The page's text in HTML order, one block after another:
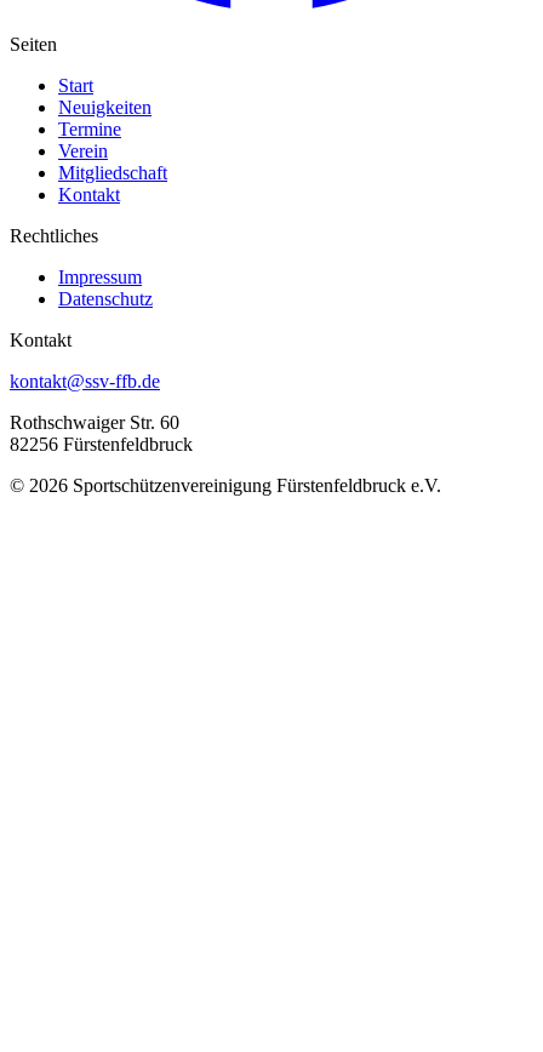
Seiten
Start
Neuigkeiten
Termine
Verein
Mitgliedschaft
Kontakt
Rechtliches
Impressum
Datenschutz
Kontakt
kontakt@ssv-ffb.de
Rothschwaiger Str. 60
82256 Fürstenfeldbruck
© 2026 Sportschützenvereinigung Fürstenfeldbruck e.V.